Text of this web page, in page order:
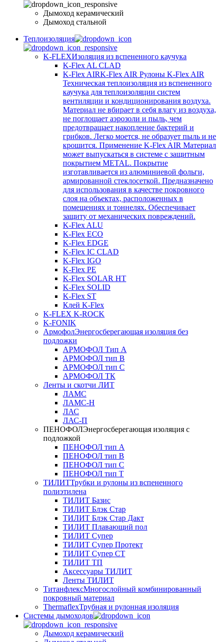
Дымоход керамический
Дымоход стальной
Теплоизоляция
K-FLEXИзоляция из вспененного каучука
K-Flex AL CLAD
K-Flex AIRK-Flex AIR Рулоны K-Flex AIR
Техническая теплоизоляция из вспененного
каучука для теплоизоляции систем
вентиляции и кондиционирования воздуха.
Материал не вбирает в себя влагу из воздуха,
не поглощает аэрозоли и пыль, чем
предотвращает накопление бактерий и
грибков. Легко моется, не образует пыль и не
крошится. Применение K-Flex AIR Материал
может выпускаться в системе c защитным
покрытием METAL. Покрытие
изготавливается из алюминиевой фольги,
армированной стеклосеткой. Предназначено
для использования в качестве покровного
слоя на объектах, расположенных в
помещениях и тоннелях. Обеспечивает
защиту от механических повреждений.
K-Flex ALU
K-Flex ECO
K-Flex EDGE
K-Flex IC CLAD
K-Flex IGO
K-Flex PE
K-Flex SOLAR HT
K-Flex SOLID
K-Flex ST
Клей K-Flex
K-FLEX K-ROCK
K-FONIK
АрмофолЭнергосберегающая изоляция без
подложки
АРМОФОЛ Тип А
АРМОФОЛ тип В
АРМОФОЛ тип C
АРМОФОЛ ТК
Ленты и скотчи ЛИТ
ЛАМС
ЛАМС-Н
ЛАС
ЛАС-П
ПЕНОФОЛЭнергосберегающая изоляция с
подложкой
ПЕНОФОЛ тип А
ПЕНОФОЛ тип B
ПЕНОФОЛ тип C
ПЕНОФОЛ тип T
ТИЛИТТрубки и рулоны из вспененного
полиэтилена
ТИЛИТ Базис
ТИЛИТ Блэк Стар
ТИЛИТ Блэк Стар Дакт
ТИЛИТ Плавающий пол
ТИЛИТ Супер
ТИЛИТ Супер Протект
ТИЛИТ Супер СТ
ТИЛИТ ТП
Аксессуары ТИЛИТ
Ленты ТИЛИТ
ТитанфлексМногослойный комбинированный
покровный материал
ThermaflexТрубная и рулонная изоляция
Cистемы дымоходов
Дымоход керамический